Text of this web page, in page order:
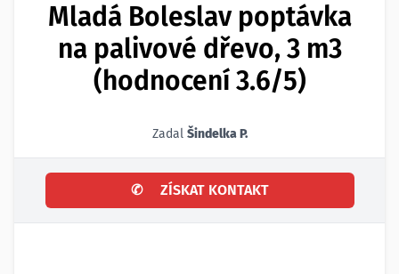
Mladá Boleslav poptávka
na palivové dřevo, 3 m3
(hodnocení 3.6/5)
Zadal Šindelka P.
✆ ZÍSKAT KONTAKT